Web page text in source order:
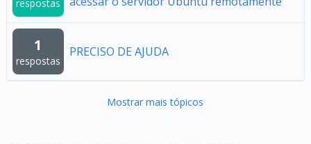
respostas
1
respostas
PRECISO DE AJUDA
Mostrar mais tópicos